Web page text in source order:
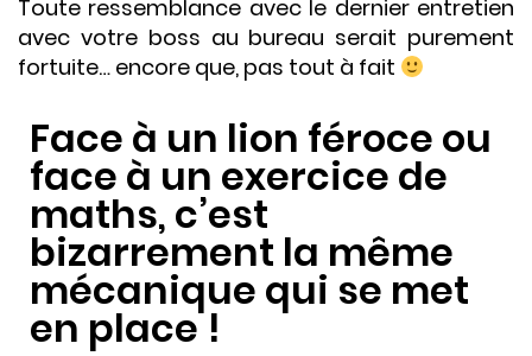
Toute ressemblance avec le dernier entretien
avec votre boss au bureau serait purement
fortuite… encore que, pas tout à fait
Face à un lion féroce ou
face à un exercice de
maths, c’est
bizarrement la même
mécanique qui se met
en place !